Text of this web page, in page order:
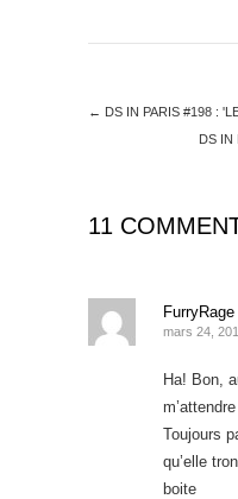
← DS IN PARIS #198 :
DS IN
11
FurryRage
mars 24,
Ha! Bon,
Toujours
qu’elle
boite